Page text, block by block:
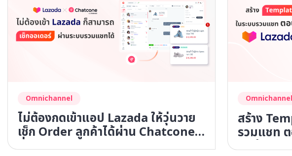
Omnichannel
ไม่ต้องกดเข้าแอป Lazada ให้วุ่นวาย
เช็ก Order ลูกค้าได้ผ่าน Chatcone
ที่เดียวจบ
Omnichannel
สร้าง
รวมแชท
2 เท่า